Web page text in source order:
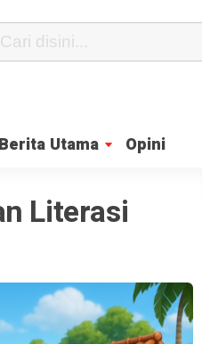
Berita Utama Opini
Enie Widhiastuti Ketua
Literasi